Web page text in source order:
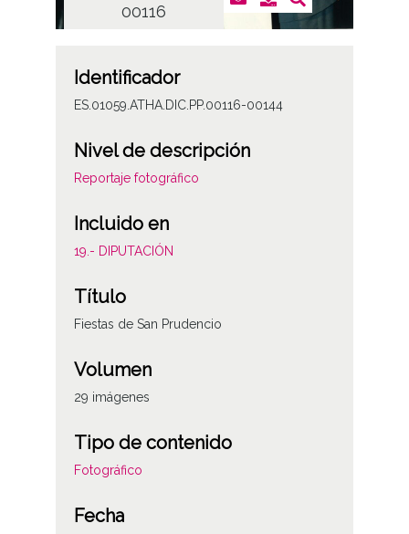
00116
Identificador
ES.01059.ATHA.DIC.PP.00116-00144
Nivel de descripción
Reportaje fotográfico
Incluido en
19.- DIPUTACIÓN
Título
Fiestas de San Prudencio
Volumen
29 imágenes
Tipo de contenido
Fotográfico
Fecha